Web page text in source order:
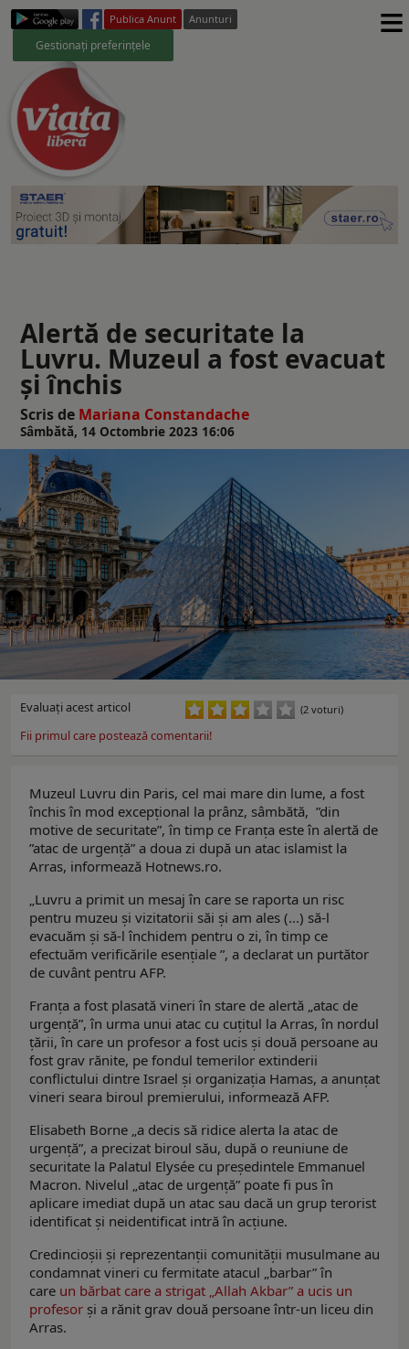
Publica Anunt Anunturi
Gestionați preferințele ≡
Alertă de securitate la
Luvru. Muzeul a fost evacuat
și închis
Scris de Mariana Constandache
Sâmbătă, 14 Octombrie 2023 16:06
Evaluaţi acest articol (2 voturi)
Fii primul care postează comentarii!
Muzeul Luvru din Paris, cel mai mare din lume, a fost
închis în mod excepțional la prânz, sâmbătă, ”din
motive de securitate”, în timp ce Franța este în alertă de
”atac de urgență” a doua zi după un atac islamist la
Arras, informează Hotnews.ro.
„Luvru a primit un mesaj în care se raporta un risc
pentru muzeu și vizitatorii săi și am ales (...) să-l
evacuăm și să-l închidem pentru o zi, în timp ce
efectuăm verificările esențiale ”, a declarat un purtător
de cuvânt pentru AFP.
Franța a fost plasată vineri în stare de alertă „atac de
urgență”, în urma unui atac cu cuțitul la Arras, în nordul
țării, în care un profesor a fost ucis și două persoane au
fost grav rănite, pe fondul temerilor extinderii
conflictului dintre Israel și organizația Hamas, a anunțat
vineri seara biroul premierului, informează AFP.
Elisabeth Borne „a decis să ridice alerta la atac de
urgență”, a precizat biroul său, după o reuniune de
securitate la Palatul Elysée cu președintele Emmanuel
Macron. Nivelul „atac de urgență” poate fi pus în
aplicare imediat după un atac sau dacă un grup terorist
identificat și neidentificat intră în acțiune.
Credincioșii și reprezentanții comunității musulmane au
condamnat vineri cu fermitate atacul „barbar” în
care un bărbat care a strigat „Allah Akbar” a ucis un
profesor și a rănit grav două persoane într-un liceu din
Arras.